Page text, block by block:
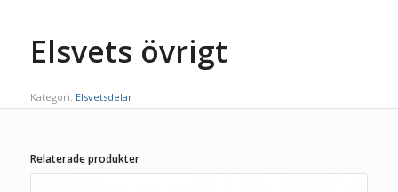
Elsvets övrigt
Kategori: Elsvetsdelar
Relaterade produkter